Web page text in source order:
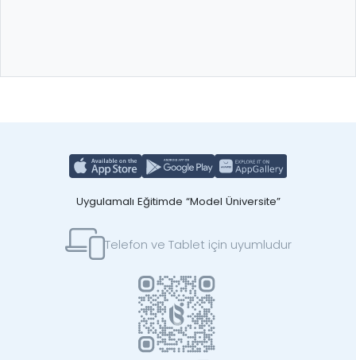
Uygulamalı Eğitimde “Model Üniversite”
Telefon ve Tablet için uyumludur